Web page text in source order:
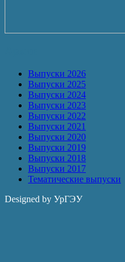
Выпуски 2026
Выпуски 2025
Выпуски 2024
Выпуски 2023
Выпуски 2022
Выпуски 2021
Выпуски 2020
Выпуски 2019
Выпуски 2018
Выпуски 2017
Тематические выпуски
Designed by УрГЭУ